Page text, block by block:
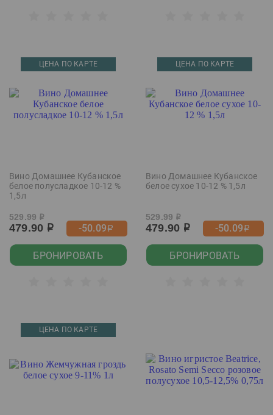
ЦЕНА ПО КАРТЕ
Вино Домашнее Кубанское
белое полусладкое 10-12 %
1,5л
529.99 р
479.90 р -50.09р
БРОНИРОВАТЬ
ЦЕНА ПО КАРТЕ
Вино Домашнее Кубанское
белое сухое 10-12 % 1,5л
529.99 р
479.90 р -50.09р
БРОНИРОВАТЬ
ЦЕНА ПО КАРТЕ